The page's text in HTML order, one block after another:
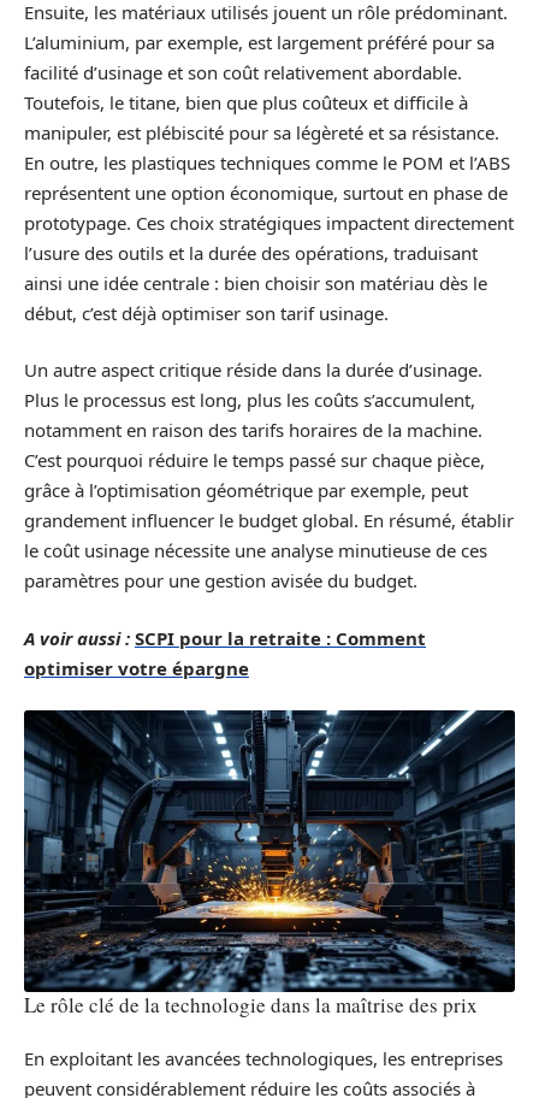
Ensuite, les matériaux utilisés jouent un rôle prédominant.
L’aluminium, par exemple, est largement préféré pour sa
facilité d’usinage et son coût relativement abordable.
Toutefois, le titane, bien que plus coûteux et difficile à
manipuler, est plébiscité pour sa légèreté et sa résistance.
En outre, les plastiques techniques comme le POM et l’ABS
représentent une option économique, surtout en phase de
prototypage. Ces choix stratégiques impactent directement
l’usure des outils et la durée des opérations, traduisant
ainsi une idée centrale : bien choisir son matériau dès le
début, c’est déjà optimiser son tarif usinage.
Un autre aspect critique réside dans la durée d’usinage.
Plus le processus est long, plus les coûts s’accumulent,
notamment en raison des tarifs horaires de la machine.
C’est pourquoi réduire le temps passé sur chaque pièce,
grâce à l’optimisation géométrique par exemple, peut
grandement influencer le budget global. En résumé, établir
le coût usinage nécessite une analyse minutieuse de ces
paramètres pour une gestion avisée du budget.
A voir aussi : SCPI pour la retraite : Comment
optimiser votre épargne
Le rôle clé de la technologie dans la maîtrise des prix
En exploitant les avancées technologiques, les entreprises
peuvent considérablement réduire les coûts associés à